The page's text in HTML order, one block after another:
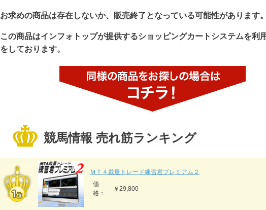
お求めの商品は存在しないか、販売終了となっている可能性があります。
この商品はインフォトップが提供するショッピングカートシステムを利
をしております。
競馬情報 売れ筋ランキング
ＭＴ４裁量トレード練習君プレミアム２
価
格：
￥29,800